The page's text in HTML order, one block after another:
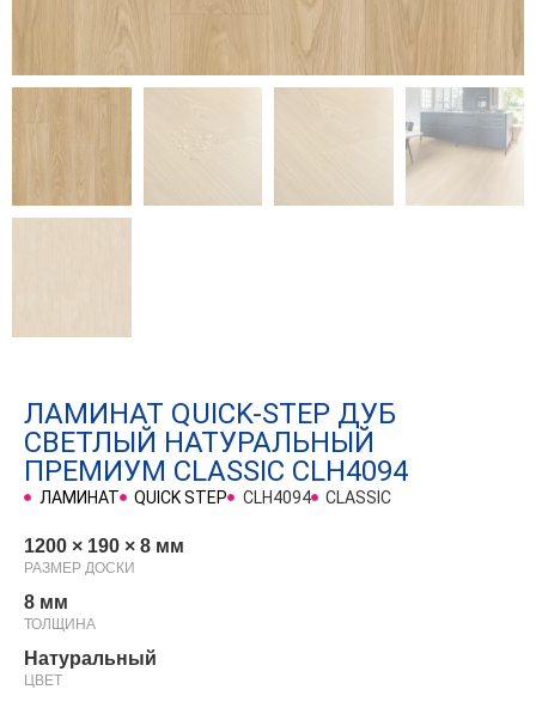
ЛАМИНАТ QUICK-STEP ДУБ
СВЕТЛЫЙ НАТУРАЛЬНЫЙ
ПРЕМИУМ CLASSIC CLH4094
ЛАМИНАТ QUICK STEP CLH4094 CLASSIC
1200 × 190 × 8 мм
РАЗМЕР ДОСКИ
8 мм
ТОЛЩИНА
Натуральный
ЦВЕТ